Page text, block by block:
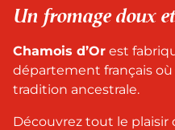
Un fromage doux
Chamois d’Or est
département français
tradition ancestrale.
Découvrez tout le